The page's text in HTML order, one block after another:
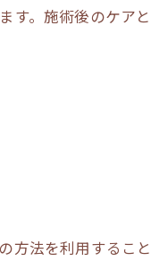
す。施術後のケア
方法を利用するこ